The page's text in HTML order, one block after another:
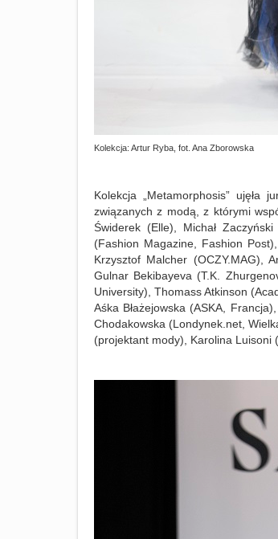
Kolekcja: Artur Ryba, fot. Ana Zborowska
Kolekcja „Metamorphosis” ujęła
związanych z modą, z którymi
Świderek (Elle), Michał
(Fashion Magazine, Fashion
Krzysztof Malcher (OCZY.MAG),
Gulnar Bekibayeva (T.K.
University), Thomass Atkinson
Aśka Błażejowska (ASKA,
Chodakowska (Londynek.net,
(projektant mody), Karolina Luisoni